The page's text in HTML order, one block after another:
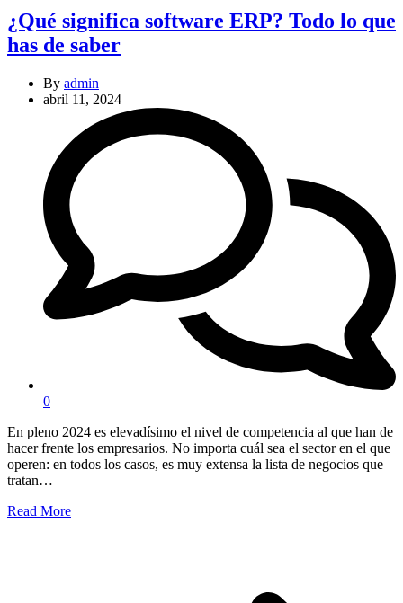
¿Qué significa software ERP? Todo lo que
has de saber
By admin
abril 11, 2024
0
En pleno 2024 es elevadísimo el nivel de competencia al que han de
hacer frente los empresarios. No importa cuál sea el sector en el que
operen: en todos los casos, es muy extensa la lista de negocios que
tratan…
Read More